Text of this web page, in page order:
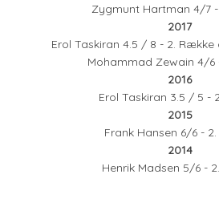
Zygmunt Hartman 4/7
2017
Erol Taskiran 4.5 / 8 - 2.
Mohammad Zewain 4/6
2016
Erol Taskiran 3.5 / 5 -
2015
Frank Hansen 6/6 -
2014
Henrik Madsen 5/6 -